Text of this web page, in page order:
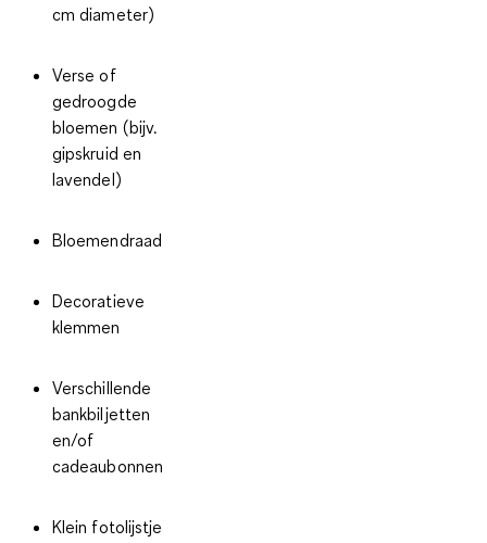
cm diameter)
Verse of
gedroogde
bloemen (bijv.
gipskruid en
lavendel)
Bloemendraad
Decoratieve
klemmen
Verschillende
bankbiljetten
en/of
cadeaubonnen
Klein fotolijstje